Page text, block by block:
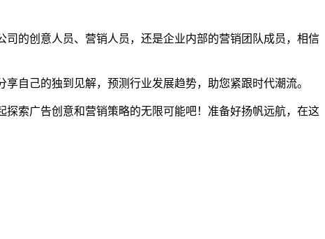
的创意人员、营销人员，还是企业内部的营销团队成员，相信
自己的独到见解，预测行业发展趋势，助您紧跟时代潮流。
索广告创意和营销策略的无限可能吧！准备好扬帆远航，在这